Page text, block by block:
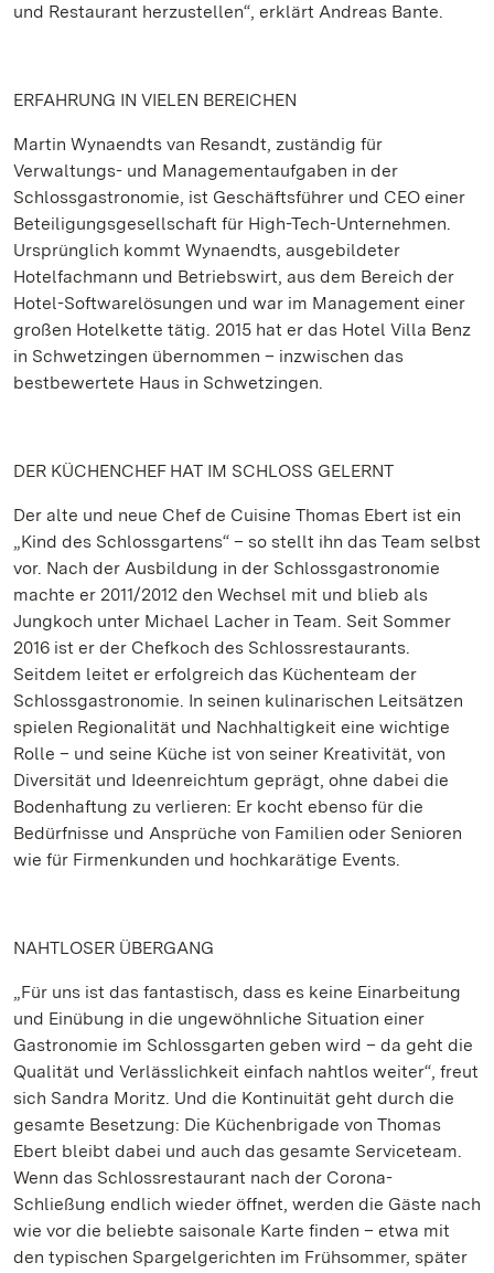
und Restaurant herzustellen“, erklärt Andreas Bante.
ERFAHRUNG IN VIELEN BEREICHEN
Martin Wynaendts van Resandt, zuständig für
Verwaltungs- und Managementaufgaben in der
Schlossgastronomie, ist Geschäftsführer und CEO einer
Beteiligungsgesellschaft für High-Tech-Unternehmen.
Ursprünglich kommt Wynaendts, ausgebildeter
Hotelfachmann und Betriebswirt, aus dem Bereich der
Hotel-Softwarelösungen und war im Management einer
großen Hotelkette tätig. 2015 hat er das Hotel Villa Benz
in Schwetzingen übernommen – inzwischen das
bestbewertete Haus in Schwetzingen.
DER KÜCHENCHEF HAT IM SCHLOSS GELERNT
Der alte und neue Chef de Cuisine Thomas Ebert ist ein
„Kind des Schlossgartens“ – so stellt ihn das Team selbst
vor. Nach der Ausbildung in der Schlossgastronomie
machte er 2011/2012 den Wechsel mit und blieb als
Jungkoch unter Michael Lacher in Team. Seit Sommer
2016 ist er der Chefkoch des Schlossrestaurants.
Seitdem leitet er erfolgreich das Küchenteam der
Schlossgastronomie. In seinen kulinarischen Leitsätzen
spielen Regionalität und Nachhaltigkeit eine wichtige
Rolle – und seine Küche ist von seiner Kreativität, von
Diversität und Ideenreichtum geprägt, ohne dabei die
Bodenhaftung zu verlieren: Er kocht ebenso für die
Bedürfnisse und Ansprüche von Familien oder Senioren
wie für Firmenkunden und hochkarätige Events.
NAHTLOSER ÜBERGANG
„Für uns ist das fantastisch, dass es keine Einarbeitung
und Einübung in die ungewöhnliche Situation einer
Gastronomie im Schlossgarten geben wird – da geht die
Qualität und Verlässlichkeit einfach nahtlos weiter“, freut
sich Sandra Moritz. Und die Kontinuität geht durch die
gesamte Besetzung: Die Küchenbrigade von Thomas
Ebert bleibt dabei und auch das gesamte Serviceteam.
Wenn das Schlossrestaurant nach der Corona-
Schließung endlich wieder öffnet, werden die Gäste nach
wie vor die beliebte saisonale Karte finden – etwa mit
den typischen Spargelgerichten im Frühsommer, später